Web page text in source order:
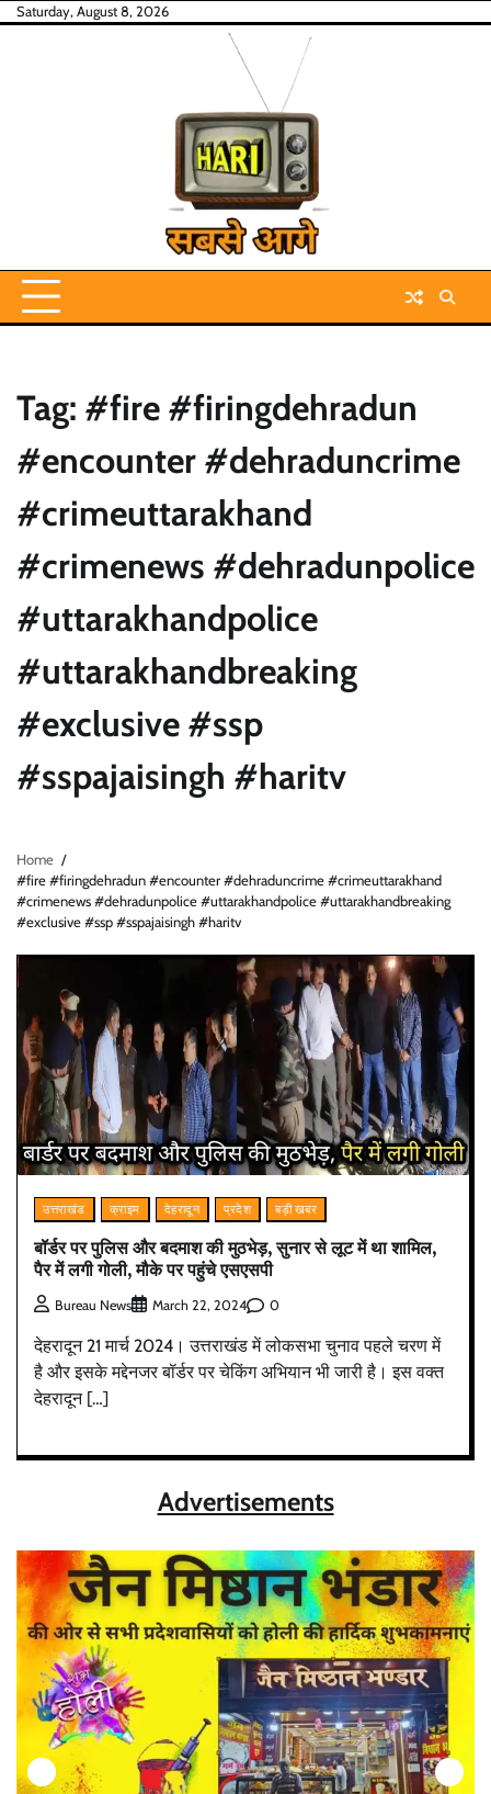
SkipSaturday, August 8, 2026
Tag: #fire #firingdehradun
#encounter #dehraduncrime
#crimeuttarakhand
#crimenews #dehradunpolice
#uttarakhandpolice
#uttarakhandbreaking
#exclusive #ssp
#sspajaisingh #haritv
Home
#fire #firingdehradun #encounter #dehraduncrime #crimeuttarakhand
#crimenews #dehradunpolice #uttarakhandpolice #uttarakhandbreaking
#exclusive #ssp #sspajaisingh #haritv
उत्तराखंड क्राइम देहरादून प्रदेश बड़ी खबर
बॉर्डर पर पुलिस और बदमाश की मुठभेड़, सुनार से लूट में था शामिल,
पैर में लगी गोली, मौके पर पहुंचे एसएसपी
Bureau News March 22, 2024 0
देहरादून 21 मार्च 2024। उत्तराखंड में लोकसभा चुनाव पहले चरण में
है और इसके मद्देनजर बॉर्डर पर चेकिंग अभियान भी जारी है। इस वक्त
देहरादून […]
Advertisements